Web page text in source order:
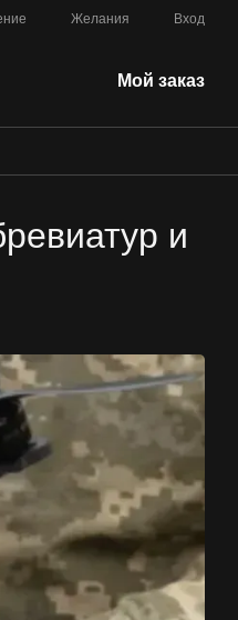
Желания Вход
Мой заказ
и